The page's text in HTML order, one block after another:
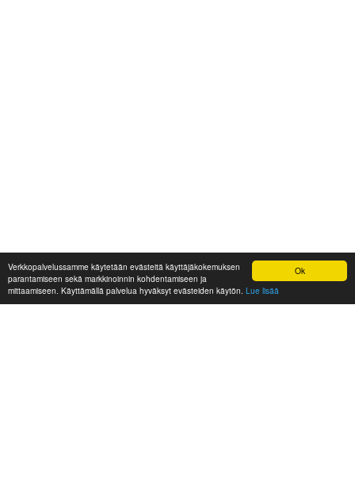
Ok
Verkkopalvelussamme käytetään evästeitä käyttäjäkokemuksen
parantamiseen sekä markkinoinnin kohdentamiseen ja
mittaamiseen. Käyttämällä palvelua hyväksyt evästeiden käytön. Lue lisää